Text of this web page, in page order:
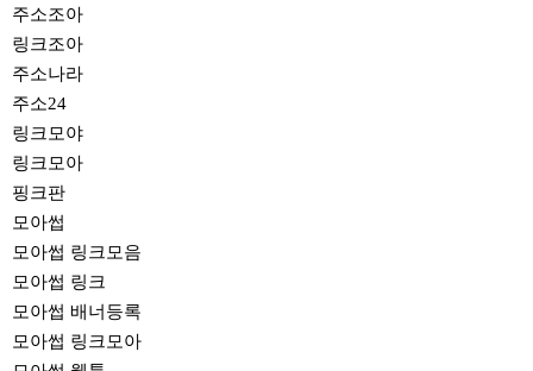
주소조아
링크조아
주소나라
주소24
링크모야
링크모아
핑크판
모아썹
모아썹 링크모음
모아썹 링크
모아썹 배너등록
모아썹 링크모아